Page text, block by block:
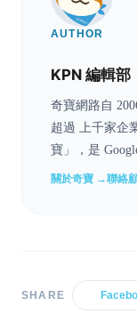
AUTHOR
KPN 編輯部
奇寶網路自
超過 上千家企
寶」，是
關於奇寶 →聯絡
SHARE